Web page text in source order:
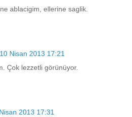
ablacigim, ellerine saglik.
10 Nisan 2013 17:21
Çok lezzetli görünüyor.
2013 17:31